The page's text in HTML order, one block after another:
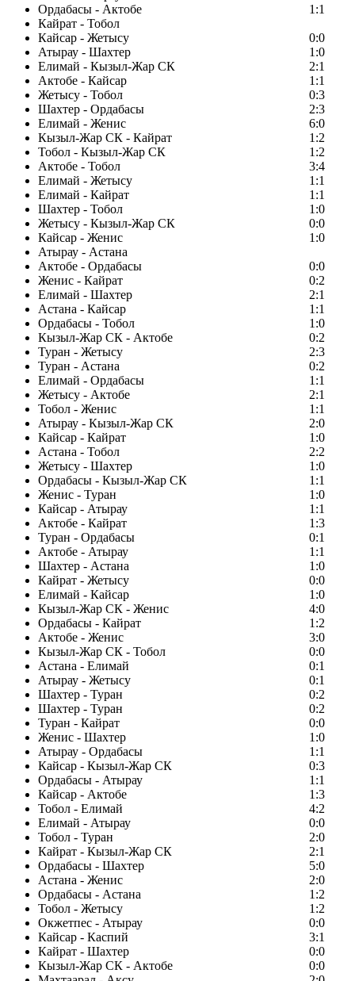
Ордабасы - Актобе
1:1
Кайрат - Тобол
Кайсар - Жетысу
0:0
Атырау - Шахтер
1:0
Елимай - Кызыл-Жар СК
2:1
Актобе - Кайсар
1:1
Жетысу - Тобол
0:3
Шахтер - Ордабасы
2:3
Елимай - Женис
6:0
Кызыл-Жар СК - Кайрат
1:2
Тобол - Кызыл-Жар СК
1:2
Актобе - Тобол
3:4
Елимай - Жетысу
1:1
Елимай - Кайрат
1:1
Шахтер - Тобол
1:0
Жетысу - Кызыл-Жар СК
0:0
Кайсар - Женис
1:0
Атырау - Астана
Актобе - Ордабасы
0:0
Женис - Кайрат
0:2
Елимай - Шахтер
2:1
Астана - Кайсар
1:1
Ордабасы - Тобол
1:0
Кызыл-Жар СК - Актобе
0:2
Туран - Жетысу
2:3
Туран - Астана
0:2
Елимай - Ордабасы
1:1
Жетысу - Актобе
2:1
Тобол - Женис
1:1
Атырау - Кызыл-Жар СК
2:0
Кайсар - Кайрат
1:0
Астана - Тобол
2:2
Жетысу - Шахтер
1:0
Ордабасы - Кызыл-Жар СК
1:1
Женис - Туран
1:0
Кайсар - Атырау
1:1
Актобе - Кайрат
1:3
Туран - Ордабасы
0:1
Актобе - Атырау
1:1
Шахтер - Астана
1:0
Кайрат - Жетысу
0:0
Елимай - Кайсар
1:0
Кызыл-Жар СК - Женис
4:0
Ордабасы - Кайрат
1:2
Актобе - Женис
3:0
Кызыл-Жар СК - Тобол
0:0
Астана - Елимай
0:1
Атырау - Жетысу
0:1
Шахтер - Туран
0:2
Шахтер - Туран
0:2
Туран - Кайрат
0:0
Женис - Шахтер
1:0
Атырау - Ордабасы
1:1
Кайсар - Кызыл-Жар СК
0:3
Ордабасы - Атырау
1:1
Кайсар - Актобе
1:3
Тобол - Елимай
4:2
Елимай - Атырау
0:0
Тобол - Туран
2:0
Кайрат - Кызыл-Жар СК
2:1
Ордабасы - Шахтер
5:0
Астана - Женис
2:0
Ордабасы - Астана
1:2
Тобол - Жетысу
1:2
Окжетпес - Атырау
0:0
Кайсар - Каспий
3:1
Кайрат - Шахтер
0:0
Кызыл-Жар СК - Актобе
0:0